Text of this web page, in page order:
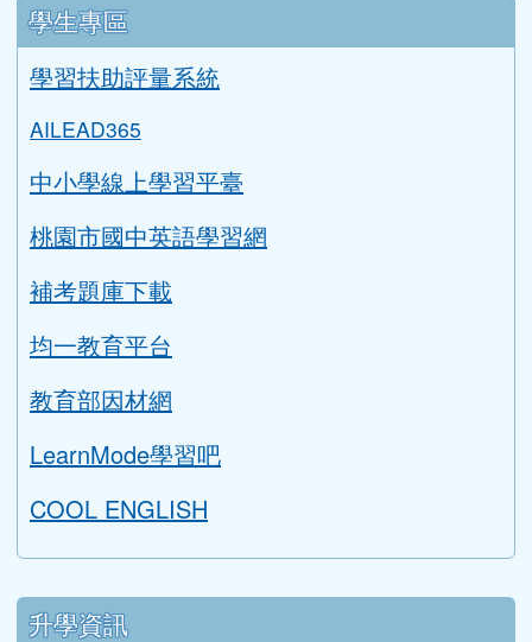
學生專區
學習扶助評量系統
AILEAD365
中小學線上學習平臺
桃園市國中英語學習網
補考題庫下載
均一教育平台
教育部因材網
LearnMode學習吧
COOL ENGLISH
升學資訊